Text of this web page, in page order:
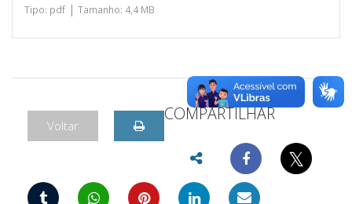
Tipo: pdf | Tamanho: 4,4 MB
Voltar
COMPARTILHAR
𝕏